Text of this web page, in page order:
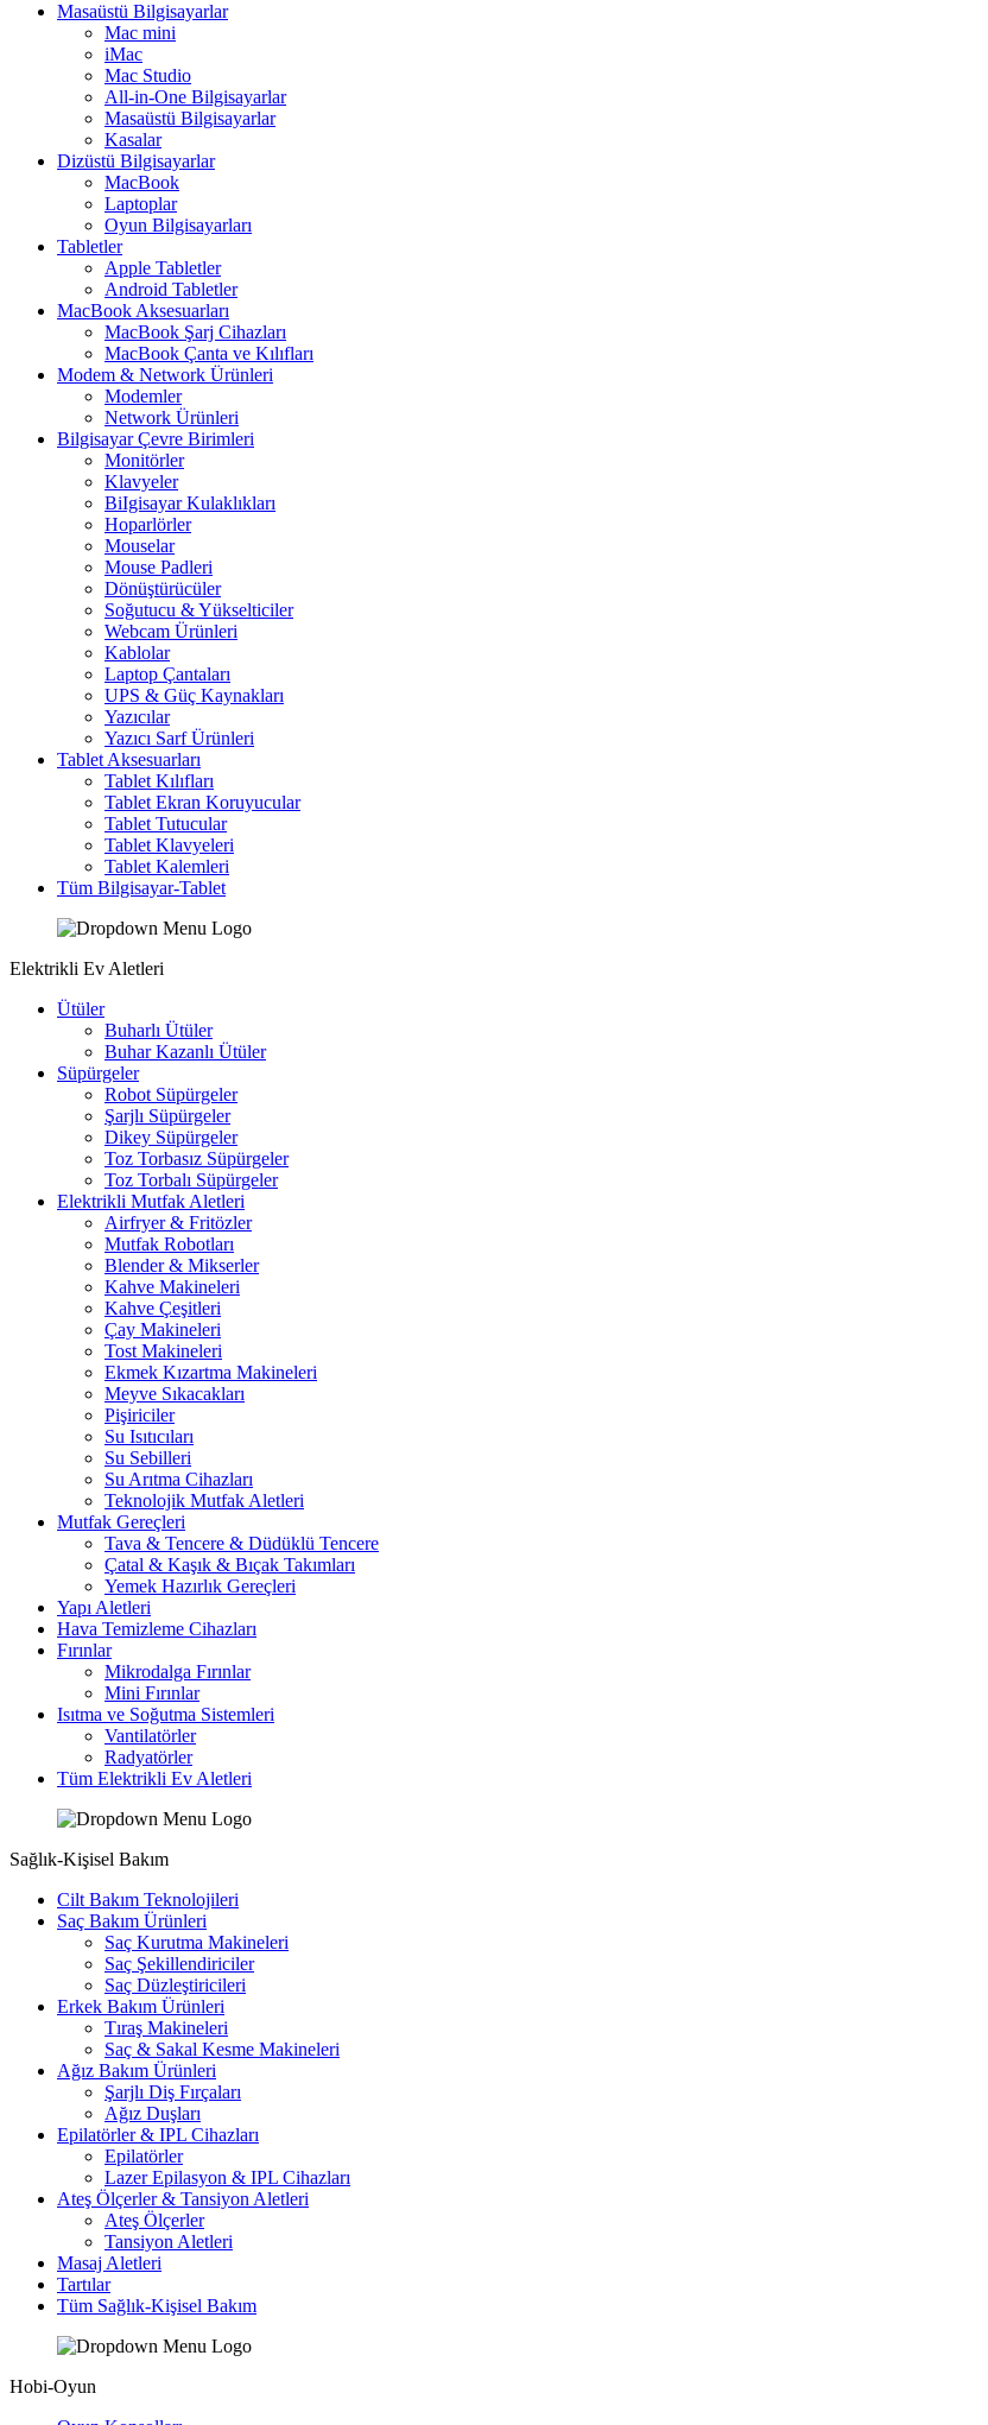
Masaüstü Bilgisayarlar
Mac mini
iMac
Mac Studio
All-in-One Bilgisayarlar
Masaüstü Bilgisayarlar
Kasalar
Dizüstü Bilgisayarlar
MacBook
Laptoplar
Oyun Bilgisayarları
Tabletler
Apple Tabletler
Android Tabletler
MacBook Aksesuarları
MacBook Şarj Cihazları
MacBook Çanta ve Kılıfları
Modem & Network Ürünleri
Modemler
Network Ürünleri
Bilgisayar Çevre Birimleri
Monitörler
Klavyeler
BiIgisayar Kulaklıkları
Hoparlörler
Mouselar
Mouse Padleri
Dönüştürücüler
Soğutucu & Yükselticiler
Webcam Ürünleri
Kablolar
Laptop Çantaları
UPS & Güç Kaynakları
Yazıcılar
Yazıcı Sarf Ürünleri
Tablet Aksesuarları
Tablet Kılıfları
Tablet Ekran Koruyucular
Tablet Tutucular
Tablet Klavyeleri
Tablet Kalemleri
Tüm Bilgisayar-Tablet
Elektrikli Ev Aletleri
Ütüler
Buharlı Ütüler
Buhar Kazanlı Ütüler
Süpürgeler
Robot Süpürgeler
Şarjlı Süpürgeler
Dikey Süpürgeler
Toz Torbasız Süpürgeler
Toz Torbalı Süpürgeler
Elektrikli Mutfak Aletleri
Airfryer & Fritözler
Mutfak Robotları
Blender & Mikserler
Kahve Makineleri
Kahve Çeşitleri
Çay Makineleri
Tost Makineleri
Ekmek Kızartma Makineleri
Meyve Sıkacakları
Pişiriciler
Su Isıtıcıları
Su Sebilleri
Su Arıtma Cihazları
Teknolojik Mutfak Aletleri
Mutfak Gereçleri
Tava & Tencere & Düdüklü Tencere
Çatal & Kaşık & Bıçak Takımları
Yemek Hazırlık Gereçleri
Yapı Aletleri
Hava Temizleme Cihazları
Fırınlar
Mikrodalga Fırınlar
Mini Fırınlar
Isıtma ve Soğutma Sistemleri
Vantilatörler
Radyatörler
Tüm Elektrikli Ev Aletleri
Sağlık-Kişisel Bakım
Cilt Bakım Teknolojileri
Saç Bakım Ürünleri
Saç Kurutma Makineleri
Saç Şekillendiriciler
Saç Düzleştiricileri
Erkek Bakım Ürünleri
Tıraş Makineleri
Saç & Sakal Kesme Makineleri
Ağız Bakım Ürünleri
Şarjlı Diş Fırçaları
Ağız Duşları
Epilatörler & IPL Cihazları
Epilatörler
Lazer Epilasyon & IPL Cihazları
Ateş Ölçerler & Tansiyon Aletleri
Ateş Ölçerler
Tansiyon Aletleri
Masaj Aletleri
Tartılar
Tüm Sağlık-Kişisel Bakım
Hobi-Oyun